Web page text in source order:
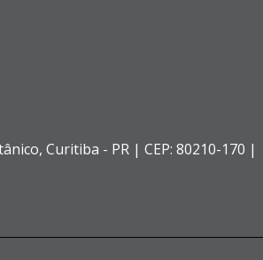
Curitiba - PR | CEP: 80210-170 |